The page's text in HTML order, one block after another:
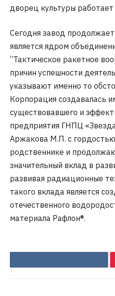
дворец культуры работает
Сегодня завод
является ядром
“Тактическое ракетное
причин успешности
указывают именно то
Корпорация создавалась
существовавшего и
предприятия ГНПЦ
Аржакова М.П. с
родственнике и
значительный вклад в
развивая радиационные
такого вклада является
отечественного
материала Рафлон®.